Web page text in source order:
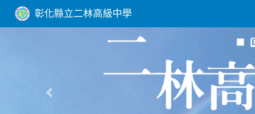
彰化縣立二林高級中學
Previous